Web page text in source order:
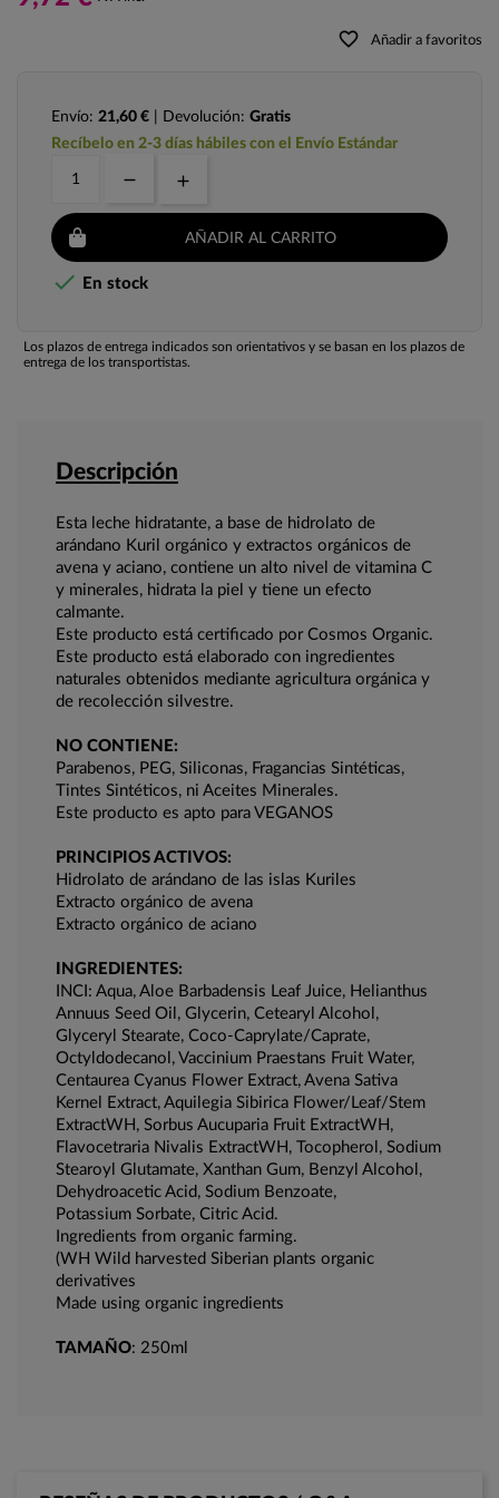
favorite_border Añadir a favoritos
Envío: 21,60 € | Devolución: Gratis
Recíbelo en 2-3 días hábiles con el Envío Estándar
AÑADIR AL CARRITO
 En stock
Los plazos de entrega indicados son orientativos y se basan en los plazos de
entrega de los transportistas.
Descripción
Esta leche hidratante, a base de hidrolato de
arándano Kuril orgánico y extractos orgánicos de
avena y aciano, contiene un alto nivel de vitamina C
y minerales, hidrata la piel y tiene un efecto
calmante.
Este producto está certificado por Cosmos Organic.
Este producto está elaborado con ingredientes
naturales obtenidos mediante agricultura orgánica y
de recolección silvestre.
NO CONTIENE:
Parabenos, PEG, Siliconas, Fragancias Sintéticas,
Tintes Sintéticos, ni Aceites Minerales.
Este producto es apto para VEGANOS
PRINCIPIOS ACTIVOS:
Hidrolato de arándano de las islas Kuriles
Extracto orgánico de avena
Extracto orgánico de aciano
INGREDIENTES:
INCI: Aqua, Aloe Barbadensis Leaf Juice, Helianthus
Annuus Seed Oil, Glycerin, Cetearyl Alcohol,
Glyceryl Stearate, Coco-Caprylate/Caprate,
Octyldodecanol, Vaccinium Praestans Fruit Water,
Centaurea Cyanus Flower Extract, Avena Sativa
Kernel Extract, Aquilegia Sibirica Flower/Leaf/Stem
ExtractWH, Sorbus Aucuparia Fruit ExtractWH,
Flavocetraria Nivalis ExtractWH, Tocopherol, Sodium
Stearoyl Glutamate, Xanthan Gum, Benzyl Alcohol,
Dehydroacetic Acid, Sodium Benzoate,
Potassium Sorbate, Citric Acid.
Ingredients from organic farming.
(WH Wild harvested Siberian plants organic
derivatives
Made using organic ingredients
TAMAÑO: 250ml